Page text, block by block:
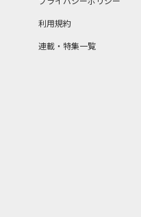
利用規約
連載・特集一覧